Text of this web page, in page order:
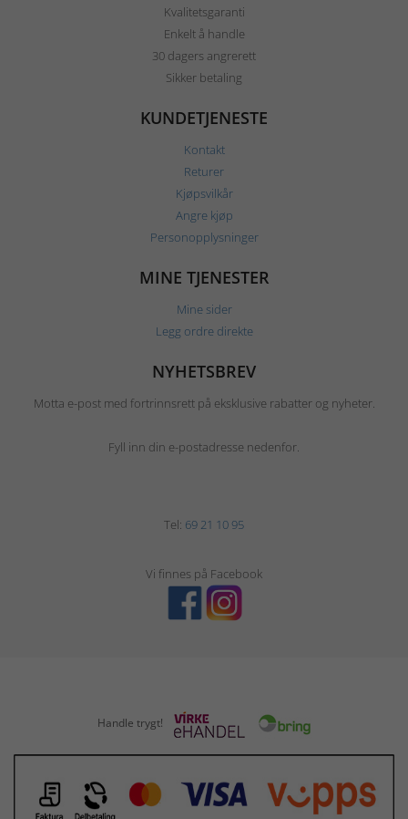
Kvalitetsgaranti
Enkelt å handle
30 dagers angrerett
Sikker betaling
KUNDETJENESTE
Kontakt
Returer
Kjøpsvilkår
Angre kjøp
Personopplysninger
MINE TJENESTER
Mine sider
Legg ordre direkte
NYHETSBREV
Motta e-post med fortrinnsrett på eksklusive rabatter og nyheter.
Fyll inn din e-postadresse nedenfor.
Tel: 69 21 10 95
Vi finnes på Facebook
Handle trygt!